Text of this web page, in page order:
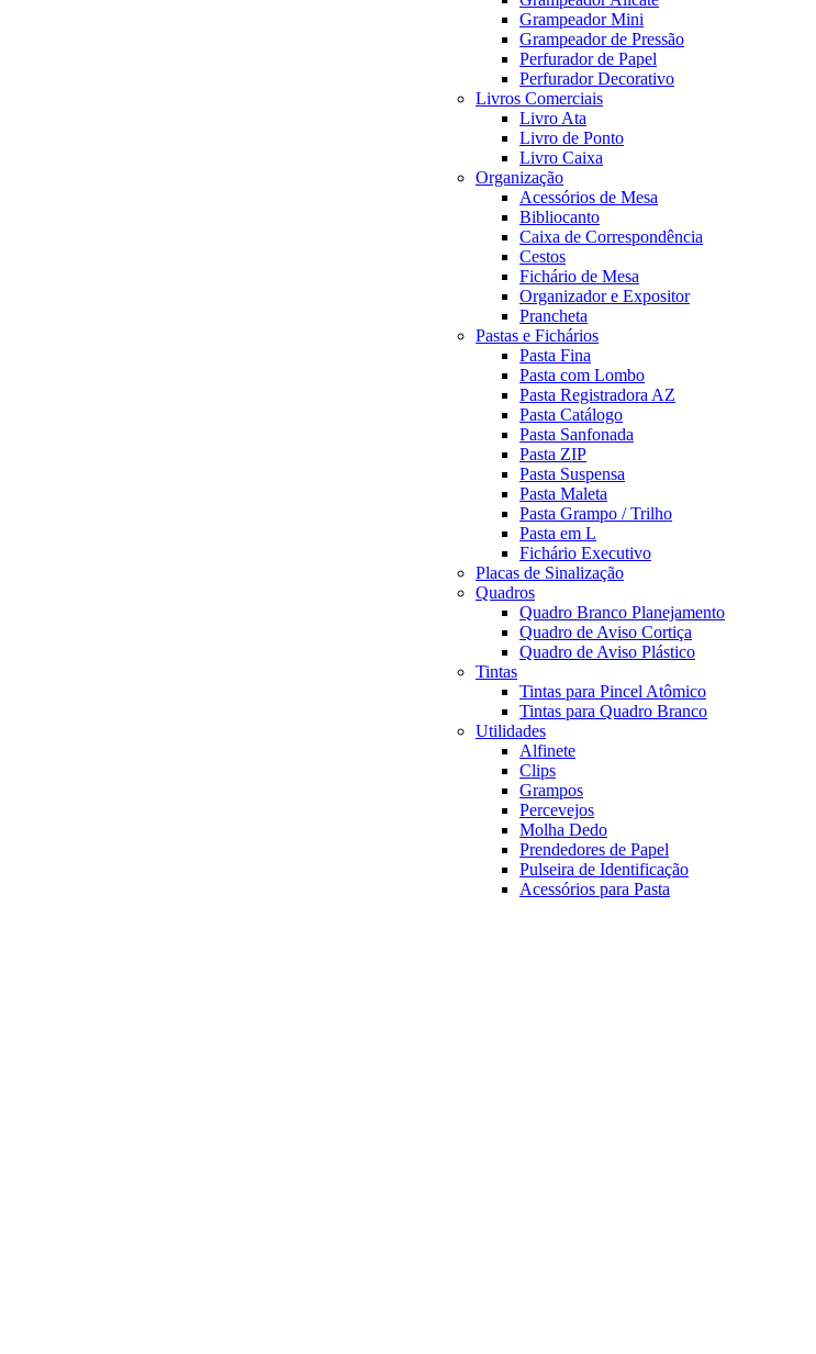
Grampeador Mini
Grampeador de Pressão
Perfurador de Papel
Perfurador Decorativo
Livros Comerciais
Livro Ata
Livro de Ponto
Livro Caixa
Organização
Acessórios de Mesa
Bibliocanto
Caixa de Correspondência
Cestos
Fichário de Mesa
Organizador e Expositor
Prancheta
Pastas e Fichários
Pasta Fina
Pasta com Lombo
Pasta Registradora AZ
Pasta Catálogo
Pasta Sanfonada
Pasta ZIP
Pasta Suspensa
Pasta Maleta
Pasta Grampo / Trilho
Pasta em L
Fichário Executivo
Placas de Sinalização
Quadros
Quadro Branco Planejamento
Quadro de Aviso Cortiça
Quadro de Aviso Plástico
Tintas
Tintas para Pincel Atômico
Tintas para Quadro Branco
Utilidades
Alfinete
Clips
Grampos
Percevejos
Molha Dedo
Prendedores de Papel
Pulseira de Identificação
Acessórios para Pasta